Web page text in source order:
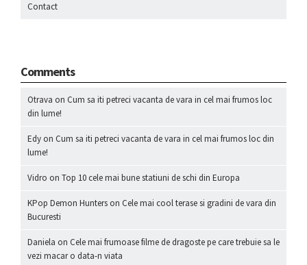
Contact
Comments
Otrava on Cum sa iti petreci vacanta de vara in cel mai frumos loc
din lume!
Edy on Cum sa iti petreci vacanta de vara in cel mai frumos loc din
lume!
Vidro on Top 10 cele mai bune statiuni de schi din Europa
KPop Demon Hunters on Cele mai cool terase si gradini de vara din
Bucuresti
Daniela on Cele mai frumoase filme de dragoste pe care trebuie sa le
vezi macar o data-n viata